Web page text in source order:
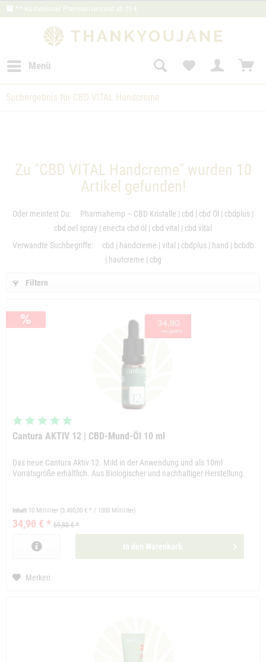
** Kostenloser Premiumversand ab 25 €
Menü
Suchergebnis für CBD VITAL Handcreme
Zu "CBD VITAL Handcreme" wurden 10
Artikel gefunden!
Oder meintest Du: Pharmahemp – CBD Kristalle | cbd | cbd Öl | cbdplus |
cbd oel spray | enecta cbd öl | cbd vital | cbd vital
Verwandte Suchbegriffe:
cbd | handcreme | vital | cbdplus| hand | bcbdb
| hautcreme | cbg
Filtern
Cantura AKTIV 12 | CBD-Mund-Öl 10 ml
Das neue Cantura Aktiv 12. Mild in der Anwendung und als 10ml
Vorratsgröße erhältlich. Aus Biologischer und nachhaltiger Herstellung.
Inhalt 10 Milliliter (3.490,00 € * / 1000 Milliliter)
34,90 € * 69,80 € *
In den Warenkorb
Merken